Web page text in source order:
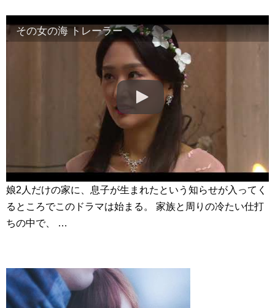
[FMV] 이판사판(イ判サ判) – DMEANOR(디미너) – The
Moment NEW!
若きチャン・ヒョクの全盛期、忘れられない
『油っぽいメロ』2PMジュノ＆チョン・リョウォン、バックハ
韓国ドラマ「約束のない恋」 NEW!
「違う（ちがう）・異なる」を韓国語では？「다르다（タル
ダ）」の意味・使い方について
「退屈だ・暇だ」を韓国語では？「심심하다（シムシマダ）」
の意味・使い方について
■韓国ドラマ『キング～Two Hearts』予告動画（日本語字幕）
yoon kyun sang
HSF(126)-윤균상 서울숲 벤치 (YUN Kyunsang)(4)September::
yoon kyun sang
ユン・ギュンサン主演「潜入弁護人」第1回特別公開！
ハン・ヘジン 한혜진 – (선공개) 강남 3대 얼짱 출신 &#39;한혜진
언니&#39; (ft. 도여니의 학창시절) | 편 먹고 갈래요? 밥블레스유 2
한가인 –
九尾狐外伝 第２話 キム・ジウ チョ・ヒョンジェ
九尾狐外伝 メイキング03 ハン・イェスル
チョ・ヒョンジェ 조현재 九尾狐外伝 制作発表会
その女の海 トレーラー
娘2人だけの家に、息子が生まれたという知らせが入ってく
るところでこのドラマは始まる。 家族と周りの冷たい仕打
ちの中で、 …